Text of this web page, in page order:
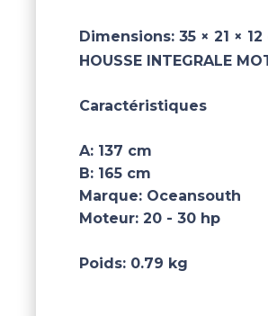
Dimensions: 35 × 21 ×
HOUSSE INTEGRALE
Caractéristiques
A: 137 cm
B: 165 cm
Marque: Oceansouth
Moteur: 20 - 30 hp
Poids: 0.79 kg